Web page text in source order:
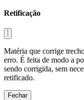
Retificação
Matéria que corrige
erro. É feita de modo a
sendo corrigida, sem
retificado.
Fechar